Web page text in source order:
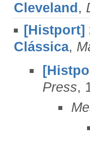
Cleveland ,
[Histport]
Clássica,
Press,